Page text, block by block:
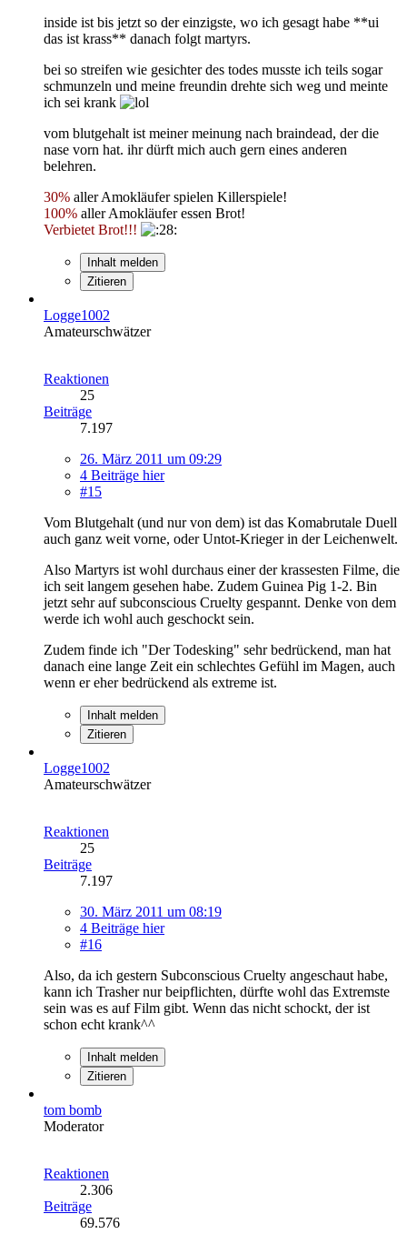
inside ist bis jetzt so der einzigste, wo ich gesagt habe **ui
das ist krass** danach folgt martyrs.
bei so streifen wie gesichter des todes musste ich teils sogar
schmunzeln und meine freundin drehte sich weg und meinte
ich sei krank
vom blutgehalt ist meiner meinung nach braindead, der die
nase vorn hat. ihr dürft mich auch gern eines anderen
belehren.
30% aller Amokläufer spielen Killerspiele!
100% aller Amokläufer essen Brot!
Verbietet Brot!!!
Inhalt melden
Zitieren
Logge1002
Amateurschwätzer
Reaktionen
25
Beiträge
7.197
26. März 2011 um 09:29
4 Beiträge hier
#15
Vom Blutgehalt (und nur von dem) ist das Komabrutale Duell
auch ganz weit vorne, oder Untot-Krieger in der Leichenwelt.
Also Martyrs ist wohl durchaus einer der krassesten Filme, die
ich seit langem gesehen habe. Zudem Guinea Pig 1-2. Bin
jetzt sehr auf subconscious Cruelty gespannt. Denke von dem
werde ich wohl auch geschockt sein.
Zudem finde ich "Der Todesking" sehr bedrückend, man hat
danach eine lange Zeit ein schlechtes Gefühl im Magen, auch
wenn er eher bedrückend als extreme ist.
Inhalt melden
Zitieren
Logge1002
Amateurschwätzer
Reaktionen
25
Beiträge
7.197
30. März 2011 um 08:19
4 Beiträge hier
#16
Also, da ich gestern Subconscious Cruelty angeschaut habe,
kann ich Trasher nur beipflichten, dürfte wohl das Extremste
sein was es auf Film gibt. Wenn das nicht schockt, der ist
schon echt krank^^
Inhalt melden
Zitieren
tom bomb
Moderator
Reaktionen
2.306
Beiträge
69.576